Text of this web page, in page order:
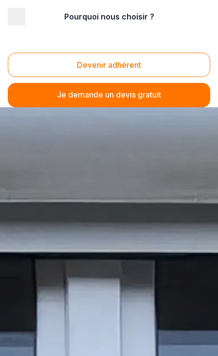
Pourquoi nous choisir ?
Devenir adhérent
Je demande un devis gratuit